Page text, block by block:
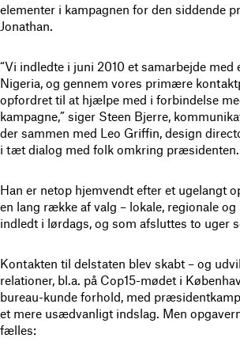
elementer i kampagnen for den siddende
Jonathan.
“Vi indledte i juni 2010 et samarbejde med
Nigeria, og gennem vores primære
opfordret til at hjælpe med i forbindelse
kampagne,” siger Steen Bjerre,
der sammen med Leo Griffin, design
i tæt dialog med folk omkring præsidenten.
Han er netop hjemvendt efter et ugelangt
en lang række af valg – lokale, regionale og
indledt i lørdags, og som afsluttes to uger
Kontakten til delstaten blev skabt – og
relationer, bl.a. på Cop15-mødet i
bureau-kunde forhold, med
et mere usædvanligt indslag. Men
fælles: